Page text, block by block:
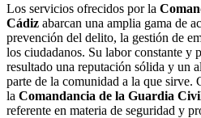
Los servicios ofrecidos por la
Cádiz abarcan una amplia gama de
prevención del delito, la gestión de
los ciudadanos. Su labor constante y
resultado una reputación sólida y un
parte de la comunidad a la que sirve.
la Comandancia de la Guardia
referente en materia de seguridad y